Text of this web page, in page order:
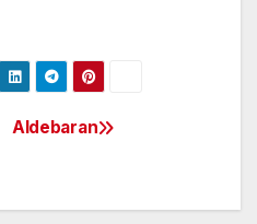
Aldebaran